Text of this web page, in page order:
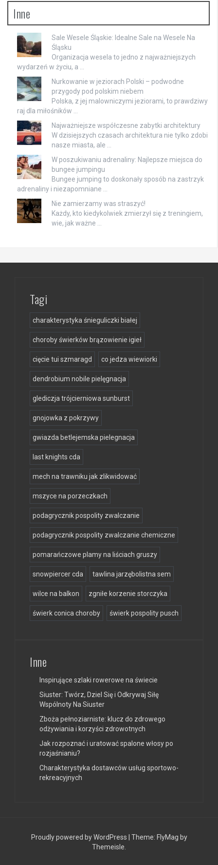
Inne
Sale Wesele Śląskie: Idealne Sale na Wesele Na
Śląsku
Organizacja wesela to jedno z najważniejszych
wydarzeń w życiu, a …
Nurkowanie w jeziorach Polski – podwodne
przygody pod polskim niebem
Polska, z jej malowniczymi jeziorami, to prawdziwy
raj dla miłośników …
Najważniejsze współczesne zabytki architektury
W dzisiejszych czasach architektura nie tylko zdobi
nasze miasta, ale …
W poszukiwaniu adrenaliny: Najlepsze miejsca do
bungee jumpingu
Bungee jumping to doskonały sposób na zastrzyk
adrenaliny i niezapomniane …
Nie zamierzamy was straszyć!
Każdy, kto kiedykolwiek zmierzył się z treningiem,
wie, jak ważne …
Tagi
charakterystyka śnieguliczki białej
choroby świerków brązowienie igieł
cięcie tui szmaragd co jedza wiewiorki
dendrobium nobile pielęgnacja
glediczja trójcierniowa sunburst
gnojowka z pokrzywy
gwiazda betlejemska pielegnacja
last knights cda
mech na trawniku jak zlikwidować
mszyce na porzeczkach
podagrycznik pospolity zwalczanie
podagrycznik pospolity zwalczanie chemiczne
pomarańczowe plamy na liściach gruszy
snowpiercer cda tawlina jarzębolistna sem
wilce na balkon zgniłe korzenie storczyka
świerk conica choroby świerk pospolity pusch
Inne
Inspirujące szlaki rowerowe na świecie
Siuster: Twórz, Dziel Się i Odkrywaj Siłę
Wspólnoty Na Siuster
Zboża pełnoziarniste: klucz do zdrowego
odżywiania i korzyści zdrowotnych
Jak rozpoznać i uratować spalone włosy po
rozjaśnianiu?
Charakterystyka dostawców usług sportowo-
rekreacyjnych
Proudly powered by WordPress Theme: FlyMag by
Themeisle.